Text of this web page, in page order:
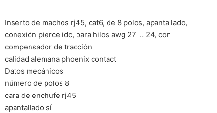
Inserto de machos rj45, cat6, de 8 polos, apantallado,
conexión pierce idc, para hilos awg 27 … 24, con
compensador de tracción,
calidad alemana phoenix contact
Datos mecánicos
número de polos 8
cara de enchufe rj45
apantallado sí